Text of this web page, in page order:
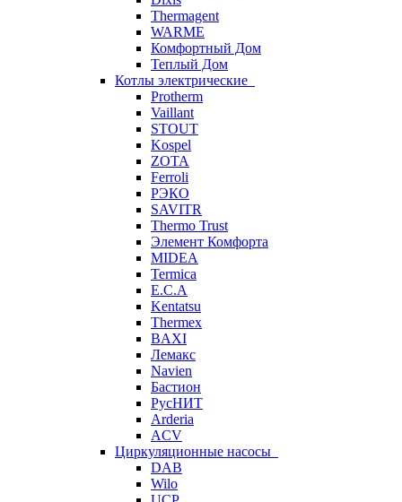
Thermagent
WARME
Комфортный Дом
Теплый Дом
Котлы электрические
Protherm
Vaillant
STOUT
Kospel
ZOTA
Ferroli
РЭКО
SAVITR
Thermo Trust
Элемент Комфорта
MIDEA
Termica
E.C.A
Kentatsu
Thermex
BAXI
Лемакс
Navien
Бастион
РусНИТ
Arderia
ACV
Циркуляционные насосы
DAB
Wilo